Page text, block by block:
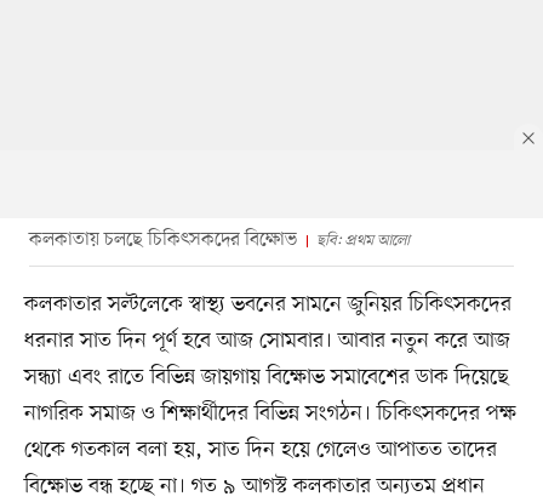
কলকাতায় চলছে চিকিৎসকদের বিক্ষোভ ছবি: প্রথম আলো
কলকাতার সল্টলেকে স্বাস্থ্য ভবনের সামনে জুনিয়র চিকিৎসকদের
ধরনার সাত দিন পূর্ণ হবে আজ সোমবার। আবার নতুন করে আজ
সন্ধ্যা এবং রাতে বিভিন্ন জায়গায় বিক্ষোভ সমাবেশের ডাক দিয়েছে
নাগরিক সমাজ ও শিক্ষার্থীদের বিভিন্ন সংগঠন। চিকিৎসকদের পক্ষ
থেকে গতকাল বলা হয়, সাত দিন হয়ে গেলেও আপাতত তাদের
বিক্ষোভ বন্ধ হচ্ছে না। গত ৯ আগস্ট কলকাতার অন্যতম প্রধান